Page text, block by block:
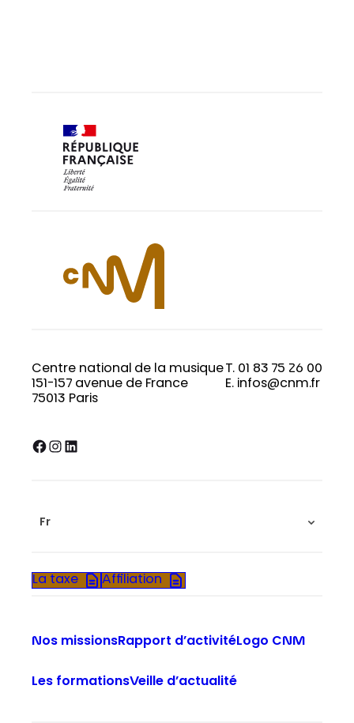
Centre national de la musique
151-157 avenue de France
75013 Paris
T. 01 83 75 26 00
E. infos@cnm.fr
Facebook InstagramLinkedIn
Fr
La taxe Affiliation
Nos missionsRapport d’activitéLogo CNM
Les formationsVeille d’actualité